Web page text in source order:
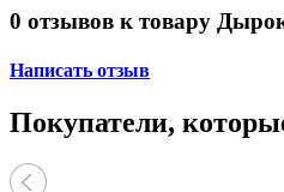
0 отзывов к товару
Написать отзыв
Покупатели,